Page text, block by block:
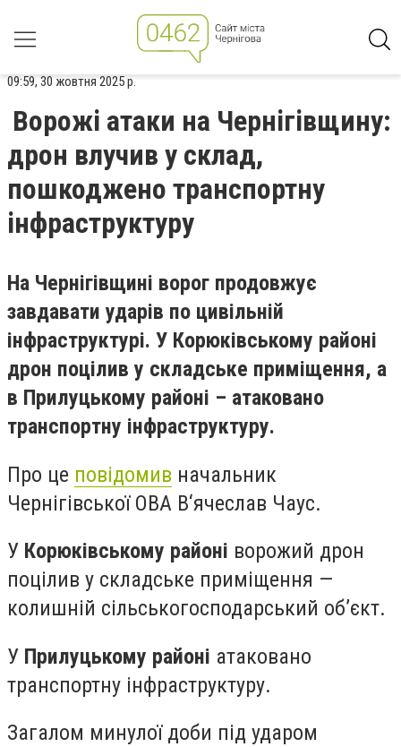
09:59, 30 жовтня 2025 р.
Ворожі атаки на Чернігівщину:
дрон влучив у склад,
пошкоджено транспортну
інфраструктуру
На Чернігівщині ворог продовжує
завдавати ударів по цивільній
інфраструктурі. У Корюківському районі
дрон поцілив у складське приміщення, а
в Прилуцькому районі – атаковано
транспортну інфраструктуру.
Про це повідомив начальник
Чернігівської ОВА В‘ячеслав Чаус.
У Корюківському районі ворожий дрон
поцілив у складське приміщення —
колишній сільськогосподарський об’єкт.
У Прилуцькому районі атаковано
транспортну інфраструктуру.
Загалом минулої доби під ударом